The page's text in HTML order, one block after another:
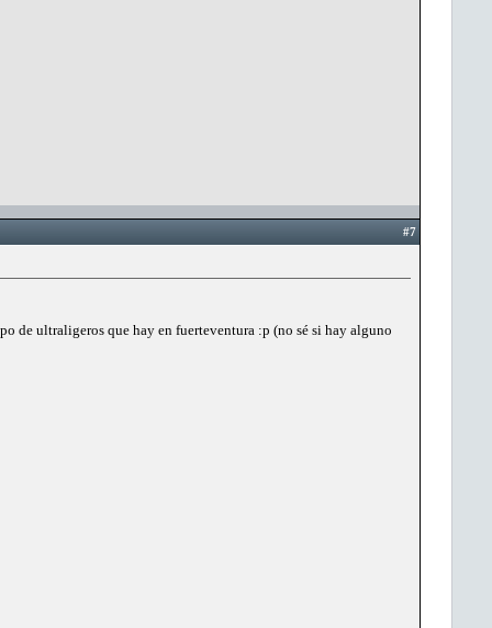
#7
de ultraligeros que hay en fuerteventura :p (no sé si hay alguno